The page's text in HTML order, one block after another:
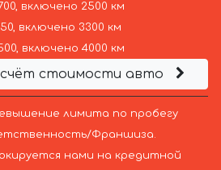
включено 2500 км
включено 3300 км
включено 4000 км
стоимости авто
лимита по пробегу
Франшиза.
нами на кредитной